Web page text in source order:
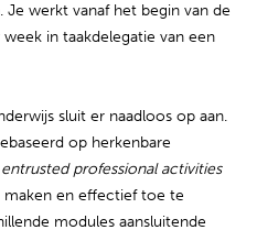
Je werkt vanaf het begin van de
in taakdelegatie van een
sluit er naadloos op aan.
op herkenbare
entrusted professional activities
maken en effectief toe te
modules aansluitende